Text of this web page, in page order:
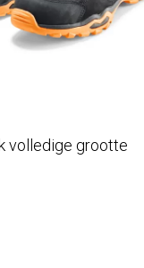
volledige grootte